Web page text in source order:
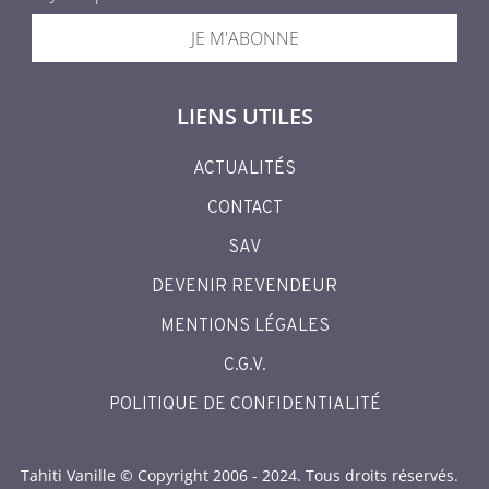
JE M'ABONNE
LIENS UTILES
ACTUALITÉS
CONTACT
SAV
DEVENIR REVENDEUR
MENTIONS LÉGALES
C.G.V.
POLITIQUE DE CONFIDENTIALITÉ
Tahiti Vanille © Copyright 2006 - 2024. Tous droits réservés.